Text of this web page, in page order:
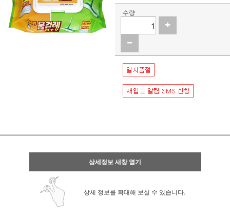
수량
상세정보 새창 열기
상세 정보를 확대해 보실 수 있습니다.